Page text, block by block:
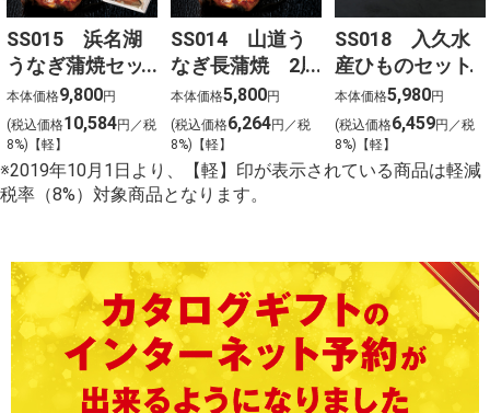
SS015 浜名湖
うなぎ蒲焼セッ
ト 3尾
本体価格9,800円
(税込価格10,584円／税
8%)【軽】
SS014 山道う
なぎ長蒲焼 2尾
本体価格5,800円
(税込価格6,264円／税
8%)【軽】
SS018 入久水
産ひものセット
本体価格5,980円
(税込価格6,459円／税
8%)【軽】
※2019年10月1日より、【軽】印が表示されている商品は軽減
税率（8%）対象商品となります。